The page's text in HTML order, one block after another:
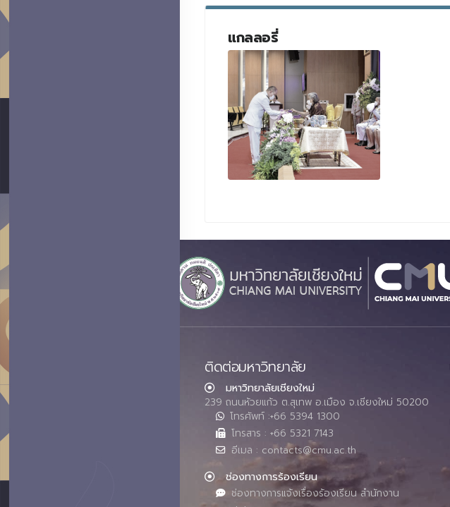
แกลลอรี่
ติดต่อมหาวิทยาลัย
มหาวิทยาลัยเชียงใหม่
239 ถนนห้วยแก้ว ต.สุเทพ อ.เมือง จ.เชียงใหม่ 50200
โทรศัพท์ :+66 5394 1300
โทรสาร : +66 5321 7143
อีเมล : contacts@cmu.ac.th
ช่องทางการร้องเรียน
ช่องทางการแจ้งเรื่องร้องเรียน สำนักงาน